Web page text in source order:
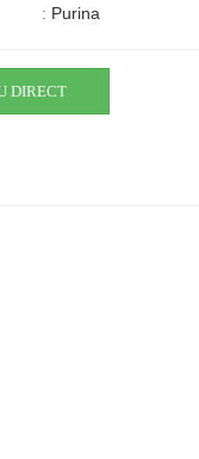
: Purina
DIRECT